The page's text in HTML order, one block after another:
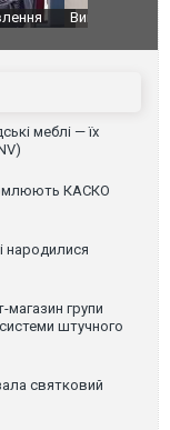
меблі — їх
КАСКО
народилися
магазин групи
штучного
святковий